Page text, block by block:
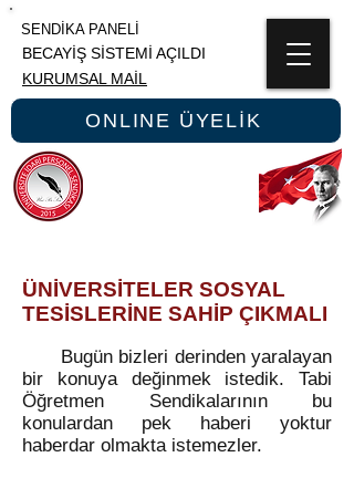
SENDİKA PANELİ
BECAYİŞ SİSTEMİ AÇILDI
KURUMSAL MAİL
ONLINE ÜYELİK
ÜNİVERSİTELER SOSYAL
TESİSLERİNE SAHİP ÇIKMALI
Bugün bizleri derinden yaralayan
bir konuya değinmek istedik. Tabi
Öğretmen Sendikalarının bu
konulardan pek haberi yoktur
haberdar olmakta istemezler.